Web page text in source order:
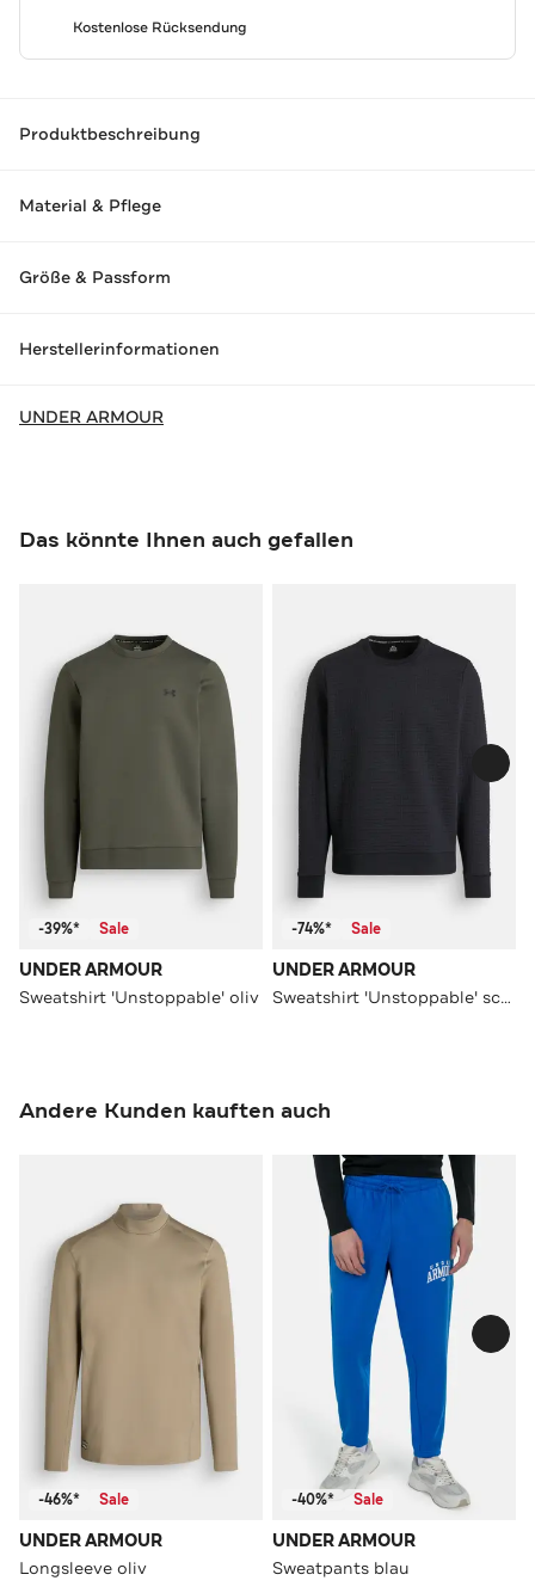
Kostenlose Rücksendung
Produktbeschreibung
Material & Pflege
Größe & Passform
Herstellerinformationen
UNDER ARMOUR
Das könnte Ihnen auch gefallen
-39%* Sale
UNDER ARMOUR
Sweatshirt 'Unstoppable' oliv
-74%* Sale
UNDER ARMOUR
Sweatshirt 'Unstoppable' schwarz
Andere Kunden kauften auch
-46%* Sale
UNDER ARMOUR
Longsleeve oliv
-40%* Sale
UNDER ARMOUR
Sweatpants blau